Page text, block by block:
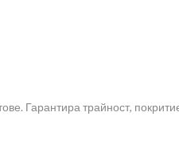
Гарантира трайност,